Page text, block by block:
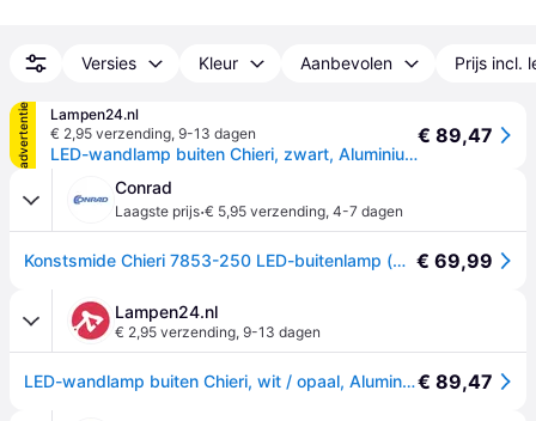
Versies Kleur Aanbevolen Prijs incl.
advertentie
Lampen24.nl
€ 2,95 verzending, 9-13 dagen
LED-wandlamp buiten Chieri, zwart, Aluminium, Modern, LED wandlamp buiten
€ 89,47
Conrad
Laagste prijs·€ 5,95 verzending, 4-7 dagen
Konstsmide Chieri 7853-250 LED-buitenlamp (wand) Energielabel: G (A - G) 7.2 W Wit € 69,99
Lampen24.nl
€ 2,95 verzending, 9-13 dagen
LED-wandlamp buiten Chieri, wit / opaal, Aluminium, Modern, LED wandlamp buiten€ 89,47